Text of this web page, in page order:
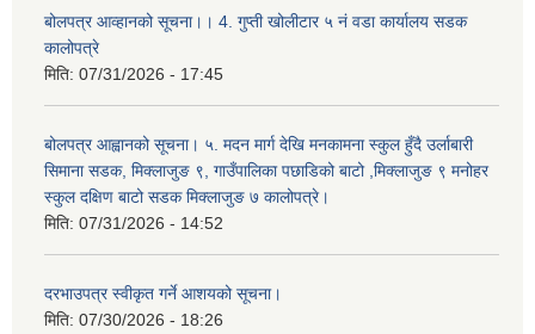
बोलपत्र आव्हानको सूचना।। 4. गुप्ती खोलीटार ५ नं वडा कार्यालय सडक
कालोपत्रे
मिति: 07/31/2026 - 17:45
बोलपत्र आह्वानको सूचना। ५. मदन मार्ग देखि मनकामना स्कुल हुँदै उर्लाबारी
सिमाना सडक, मिक्लाजुङ ९, गाउँपालिका पछाडिको बाटो ,मिक्लाजुङ ९ मनोहर
स्कुल दक्षिण बाटो सडक मिक्लाजुङ ७ कालोपत्रे।
मिति: 07/31/2026 - 14:52
दरभाउपत्र स्वीकृत गर्ने आशयको सूचना।
मिति: 07/30/2026 - 18:26